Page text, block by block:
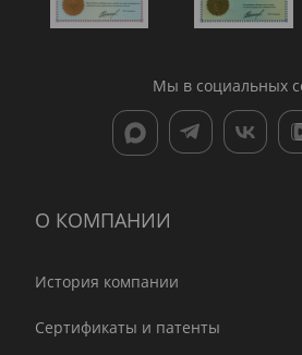
Мы в социальных
О КОМПАНИИ
История компании
Сертификаты и патенты